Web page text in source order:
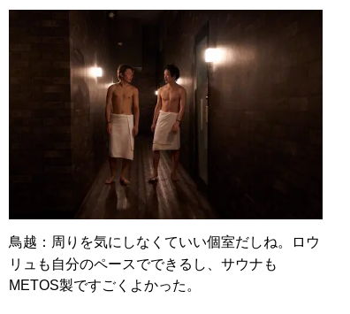
鳥越：周りを気にしなくていい個室だしね。ロウ
リュも自分のペースでできるし、サウナも
METOS製ですごくよかった。